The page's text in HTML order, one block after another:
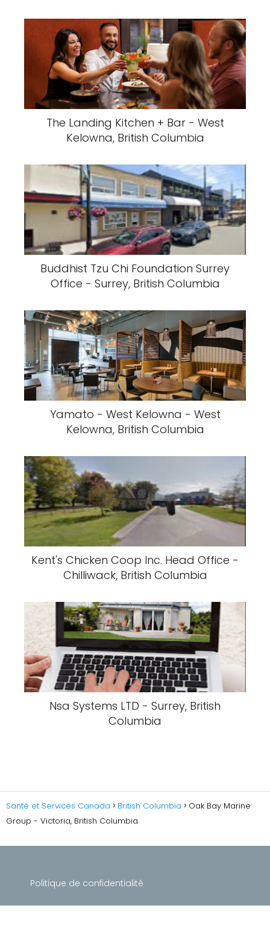
The Landing Kitchen + Bar - West
Kelowna, British Columbia
Buddhist Tzu Chi Foundation Surrey
Office - Surrey, British Columbia
Yamato - West Kelowna - West
Kelowna, British Columbia
Kent's Chicken Coop Inc. Head Office -
Chilliwack, British Columbia
Nsa Systems LTD - Surrey, British
Columbia
Santé et Services Canada British Columbia
Oak Bay Marine
Group - Victoria, British Columbia
Politique de confidentialité